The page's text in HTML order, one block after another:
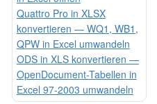
Quattro Pro in XLSX
konvertieren — WQ1, WB1,
QPW in Excel umwandeln
ODS in XLS konvertieren —
OpenDocument-Tabellen in
Excel 97-2003 umwandeln